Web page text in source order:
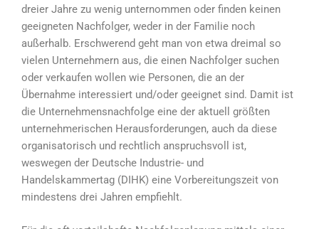
dreier Jahre zu wenig unternommen oder finden keinen
geeigneten Nachfolger, weder in der Familie noch
außerhalb. Erschwerend geht man von etwa dreimal so
vielen Unternehmern aus, die einen Nachfolger suchen
oder verkaufen wollen wie Personen, die an der
Übernahme interessiert und/oder geeignet sind. Damit ist
die Unternehmensnachfolge eine der aktuell größten
unternehmerischen Herausforderungen, auch da diese
organisatorisch und rechtlich anspruchsvoll ist,
weswegen der Deutsche Industrie- und
Handelskammertag (DIHK) eine Vorbereitungszeit von
mindestens drei Jahren empfiehlt.